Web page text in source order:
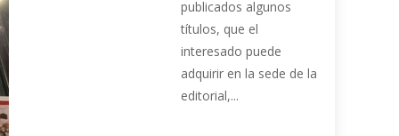
publicados algunos
títulos, que el
interesado puede
adquirir en la sede de la
editorial,...